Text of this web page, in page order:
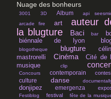
Nuage des bonheurs
3001 3D Album
api
arcade fire
art
auteur
la blugture
Baci bar
biénnale de lyon
blogotheque blugture
mastrorelli
Cinéma
Cité de
musique
clip
Concours contemporain
culture danse
donjipez emergenza
Festiblog festival fête de la